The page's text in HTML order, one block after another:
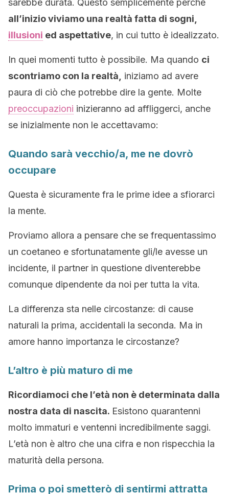
sarebbe durata. Questo semplicemente perché
all’inizio viviamo una realtà fatta di sogni,
illusioni ed aspettative, in cui tutto è idealizzato.
In quei momenti tutto è possibile. Ma quando ci
scontriamo con la realtà,
iniziamo ad avere
paura di ciò che potrebbe dire la gente. Molte
preoccupazioni inizieranno ad affliggerci, anche
se inizialmente non le accettavamo:
Quando sarà vecchio/a, me ne dovrò
occupare
Questa è sicuramente fra le prime idee a sfiorarci
la mente.
Proviamo allora a pensare che se frequentassimo
un coetaneo e sfortunatamente gli/le avesse un
incidente, il partner in questione diventerebbe
comunque dipendente da noi per tutta la vita.
La differenza sta nelle circostanze: di cause
naturali la prima, accidentali la seconda. Ma in
amore hanno importanza le circostanze?
L’altro è più maturo di me
Ricordiamoci che l’età non è determinata dalla
nostra data di nascita. Esistono quarantenni
molto immaturi e ventenni incredibilmente saggi.
L’età non è altro che una cifra e non rispecchia la
maturità della persona.
Prima o poi smetterò di sentirmi attratta